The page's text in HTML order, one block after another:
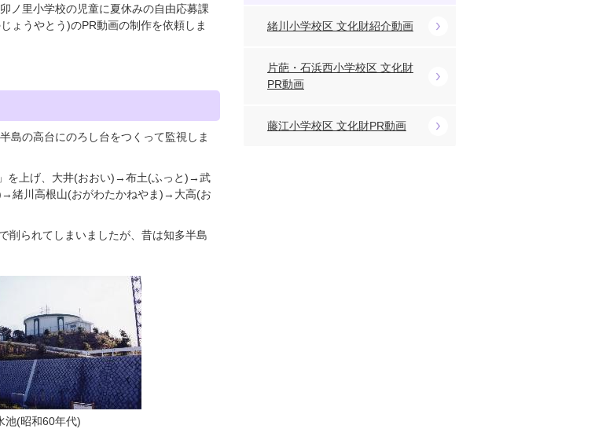
ノ里小学校の児童に夏休みの自由応募課
ょうやとう)のPR動画の制作を依頼しま
島の高台にのろし台をつくって監視しま
を上げ、大井(おおい)→布土(ふっと)→武
緒川高根山(おがわたかねやま)→大高(お
削られてしまいましたが、昔は知多半島
池(昭和60年代)
緒川小学校区 文化財紹介動画
片葩・石浜西小学校区 文化財
PR動画
藤江小学校区 文化財PR動画